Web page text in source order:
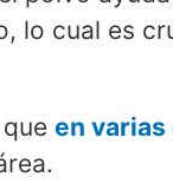
lo cual es
en varias